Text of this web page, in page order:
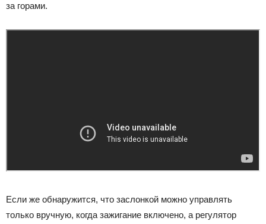
за горами.
Если же обнаружится, что заслонкой можно управлять
только вручную, когда зажигание включено, а регулятор